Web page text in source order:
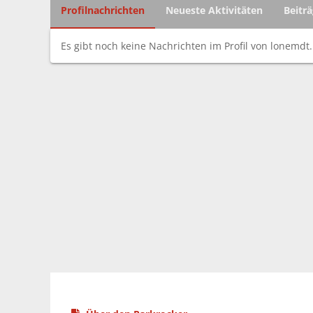
Profilnachrichten Neueste Aktivitäten
Es gibt noch keine Nachrichten im Profil von lonemdt.